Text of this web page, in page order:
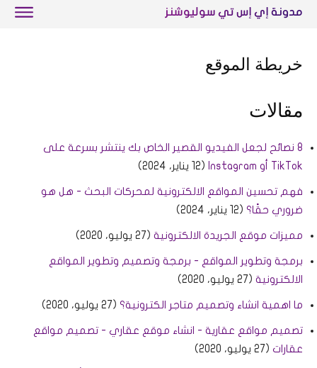
مدونة إي إس تي سوليوشنز
خريطة الموقع
مقالات
8 نصائح لجعل الفيديو القصير الخاص بك ينتشر بسرعة على
TikTok أو Instagram
(12 يناير، 2024)
فهم تحسين المواقع الالكترونية لمحركات البحث - هل هو
ضروري حقًا؟ (12 يناير، 2024)
مميزات موقع الجريدة الالكترونية (27 يوليو، 2020)
برمجة وتطوير المواقع - برمجة وتصميم وتطوير المواقع
الالكترونية (27 يوليو، 2020)
ما اهمية انشاء وتصميم متاجر الكترونية؟ (27 يوليو، 2020)
تصميم مواقع عقارية - انشاء موقع عقاري - تصميم مواقع
عقارات (27 يوليو، 2020)